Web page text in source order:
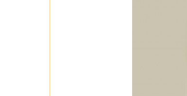
Kem Dưỡng Ẩm
Lý do bạn nên chọn